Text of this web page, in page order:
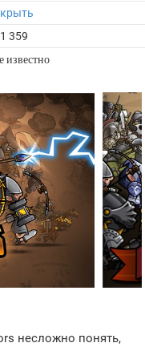
359
известно
несложно понять,